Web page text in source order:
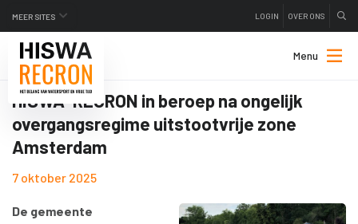
MEER SITES LOGIN OVER ONS
Menu
HISWA-RECRON in beroep na ongelijk
overgangsregime uitstootvrije zone
Amsterdam
7 oktober 2025
De gemeente